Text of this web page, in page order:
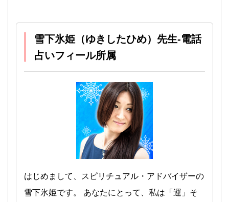
雪下氷姫（ゆきしたひめ）先生-電話
占いフィール所属
はじめまして、スピリチュアル・アドバイザーの
雪下氷姫です。 あなたにとって、私は「運」そ